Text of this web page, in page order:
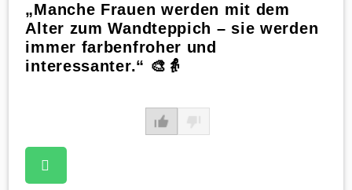
„Manche Frauen werden mit dem
Alter zum Wandteppich – sie werden
immer farbenfroher und
interessanter.“ 🎨👵